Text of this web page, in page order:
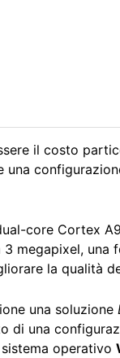
il costo
core Cortex
megapixel, una
la qualità
una soluzione
una
operativo